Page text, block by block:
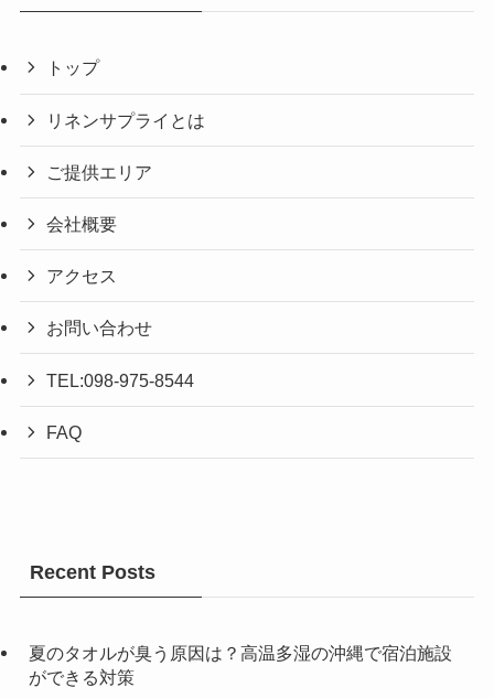
トップ
リネンサプライとは
ご提供エリア
会社概要
アクセス
お問い合わせ
TEL:098-975-8544
FAQ
Recent Posts
夏のタオルが臭う原因は？高温多湿の沖縄で宿泊施設
ができる対策